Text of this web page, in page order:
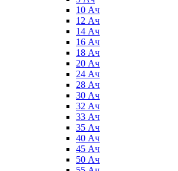
10 Ач
12 Ач
14 Ач
16 Ач
18 Ач
20 Ач
24 Ач
28 Ач
30 Ач
32 Ач
33 Ач
35 Ач
40 Ач
45 Ач
50 Ач